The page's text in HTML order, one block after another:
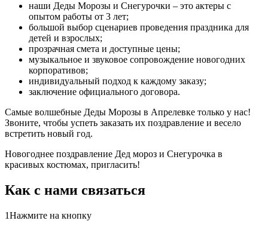
наши Деды Морозы и Снегурочки – это актеры с
опытом работы от 3 лет;
большой выбор сценариев проведения праздника для
детей и взрослых;
прозрачная смета и доступные цены;
музыкальное и звуковое сопровождение новогодних
корпоративов;
индивидуальный подход к каждому заказу;
заключение официального договора.
Самые волшебные Деды Морозы в Апрелевке только у нас!
Звоните, чтобы успеть заказать их поздравление и весело
встретить новый год.
Новогоднее поздравление Дед мороз и Снегурочка в
красивых костюмах, пригласить!
Как с нами связаться
1Нажмите на кнопку